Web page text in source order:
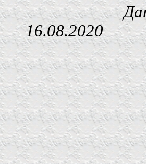
Дата
16.08.2020